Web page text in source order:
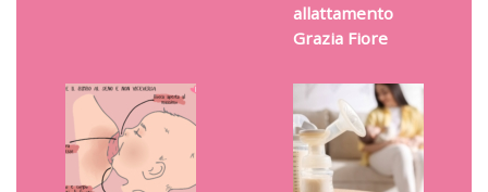
allattamento
Grazia Fiore